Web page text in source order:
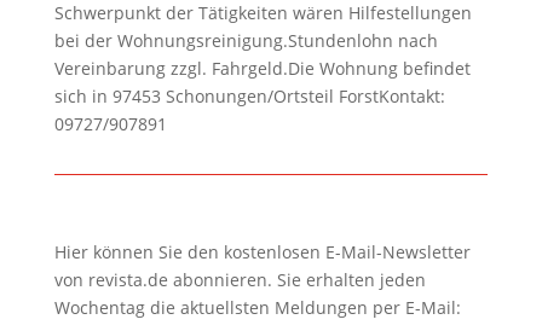
Schwerpunkt der Tätigkeiten wären Hilfestellungen
bei der Wohnungsreinigung.Stundenlohn nach
Vereinbarung zzgl. Fahrgeld.Die Wohnung befindet
sich in 97453 Schonungen/Ortsteil ForstKontakt:
09727/907891
Hier können Sie den kostenlosen E-Mail-Newsletter
von revista.de abonnieren. Sie erhalten jeden
Wochentag die aktuellsten Meldungen per E-Mail: